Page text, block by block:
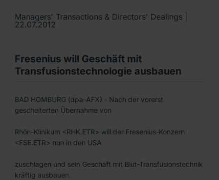
Managers' Transactions & Directors' Dealings |
22.07.2012
Fresenius will Geschäft mit
Transfusionstechnologie ausbauen
BAD HOMBURG (dpa-AFX) - Nach der vorerst
gescheiterten Übernahme von
Rhön-Klinikum <RHK.ETR> will der Fresenius-Konzern
<FSE.ETR> nun in den USA
zuschlagen und sein Geschäft mit Blut-Transfusionstechnik
kräftig ausbauen.